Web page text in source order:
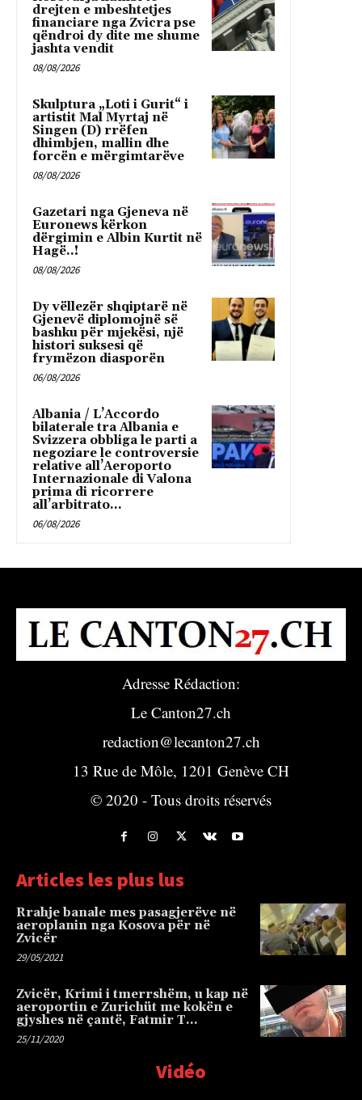
drejten e mbeshtetjes
financiare nga Zvicra pse
qëndroi dy dite me shume
jashta vendit
08/08/2026
Skulptura „Loti i Gurit“ i
artistit Mal Myrtaj në
Singen (D) rrëfen
dhimbjen, mallin dhe
forcën e mërgimtarëve
08/08/2026
Gazetari nga Gjeneva në
Euronews kërkon
dërgimin e Albin Kurtit në
Hagë..!
08/08/2026
Dy vëllezër shqiptarë në
Gjenevë diplomojnë së
bashku për mjekësi, një
histori suksesi që
frymëzon diasporën
06/08/2026
Albania / L’Accordo
bilaterale tra Albania e
Svizzera obbliga le parti a
negoziare le controversie
relative all’Aeroporto
Internazionale di Valona
prima di ricorrere
all’arbitrato...
06/08/2026
Adresse Rédaction:
Le Canton27.ch
redaction@lecanton27.ch
13 Rue de Môle, 1201 Genève CH
© 2020 - Tous droits réservés
Articles les plus lus
Rrahje banale mes pasagjerëve në
aeroplanin nga Kosova për në
Zvicër
29/05/2021
Zvicër, Krimi i tmerrshëm, u kap në
aeroportin e Zurichüt me kokën e
gjyshes në çantë, Fatmir T…
25/11/2020
Vidéo